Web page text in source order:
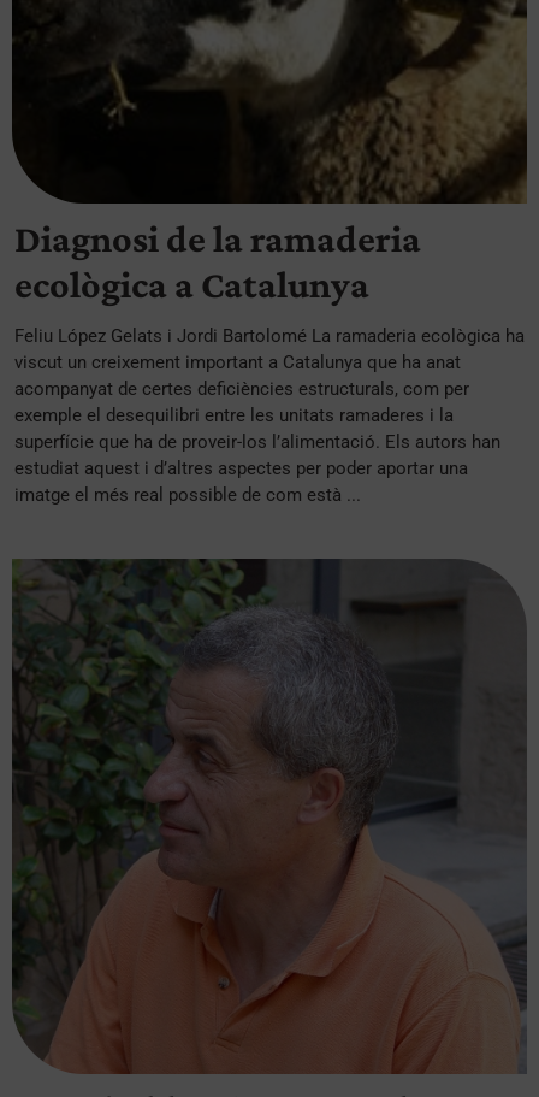
Diagnosi de la ramaderia
ecològica a Catalunya
Feliu López Gelats i Jordi Bartolomé La ramaderia ecològica ha
viscut un creixement important a Catalunya que ha anat
acompanyat de certes deficiències estructurals, com per
exemple el desequilibri entre les unitats ramaderes i la
superfície que ha de proveir-los l’alimentació. Els autors han
estudiat aquest i d’altres aspectes per poder aportar una
imatge el més real possible de com està ...